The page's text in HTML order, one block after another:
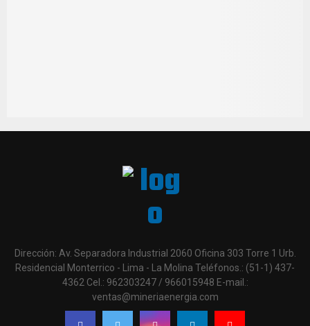
Dirección: Av. Separadora Industrial 2060 Oficina 303 Torre 1 Urb.
Residencial Monterrico - Lima - La Molina Teléfonos.: (51-1) 437-
4362 Cel.: 962303247 / 966015948 E-mail.:
ventas@mineriaenergia.com